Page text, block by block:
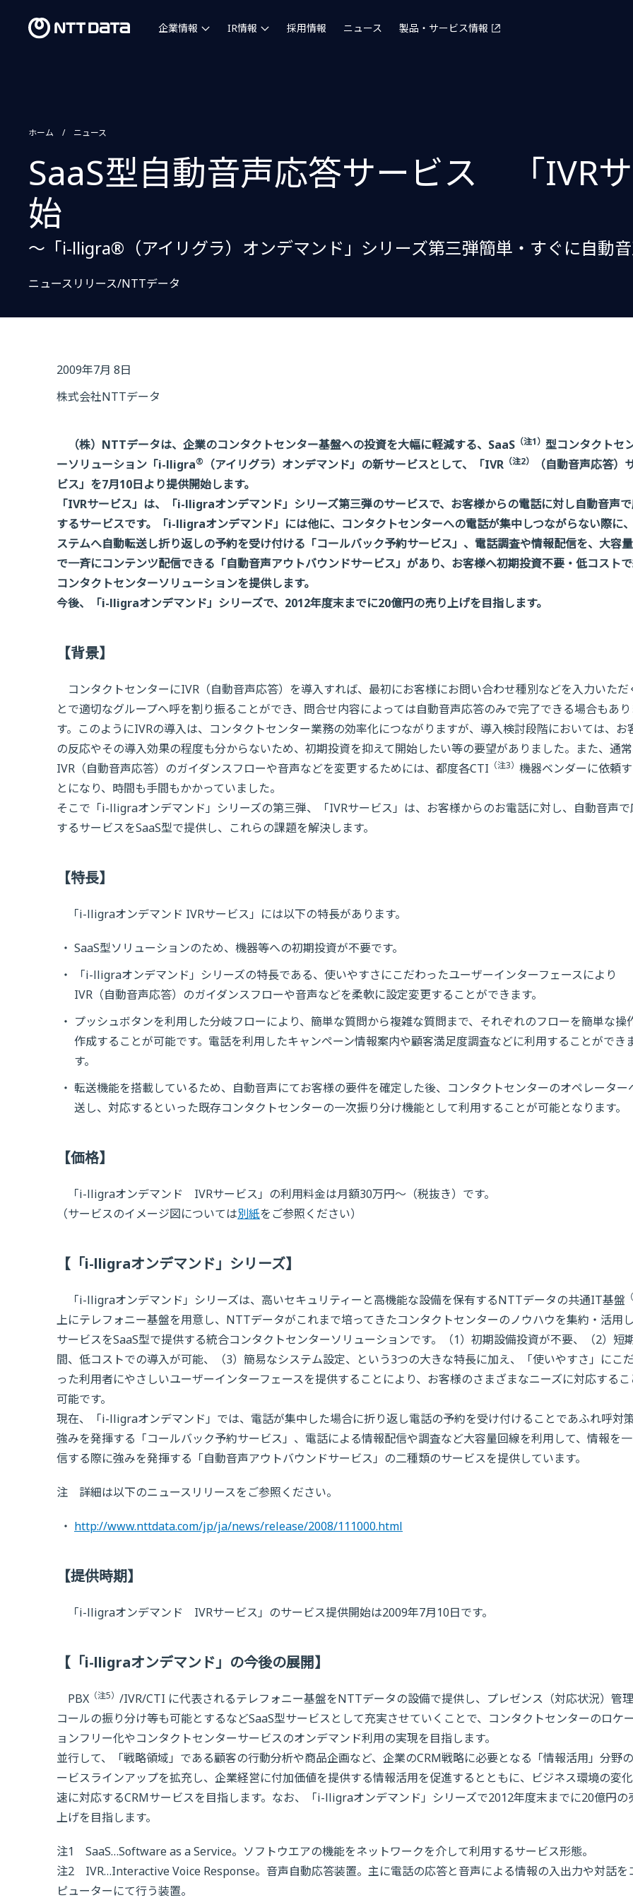
企業情報 IR情報 採用情報 ニュース 製品・サービス情報
ホーム ニュース
SaaS型自動音声応答サービス 「IVR
始
〜「i-lligra®（アイリグラ）オンデマンド」シリーズ第三弾簡単・すぐに自動
ニュースリリース/NTTデータ
2009年7月 8日
株式会社NTTデータ
（株）NTTデータは、企業のコンタクトセンター基盤への投資を大幅に軽減する、SaaS （注1） 型コンタクトセ
ーソリューション「i-lligra® （アイリグラ）オンデマンド」の新サービスとして、「IVR （注2）
（自動音声応答）
ビス」を7月10日より提供開始します。
「IVRサービス」は、「i-lligraオンデマンド」シリーズ第三弾のサービスで、お客様からの電話に対し自動音声
するサービスです。「i-lligraオンデマンド」には他に、コンタクトセンターへの電話が集中しつながらない際に
ステムへ自動転送し折り返しの予約を受け付ける「コールバック予約サービス」、電話調査や情報配信を、大容
で一斉にコンテンツ配信できる「自動音声アウトバウンドサービス」があり、お客様へ初期投資不要・低コスト
コンタクトセンターソリューションを提供します。
今後、「i-lligraオンデマンド」シリーズで、2012年度末までに20億円の売り上げを目指します。
【背景】
コンタクトセンターにIVR（自動音声応答）を導入すれば、最初にお客様にお問い合わせ種別などを入力いただ
とで適切なグループへ呼を割り振ることができ、問合せ内容によっては自動音声応答のみで完了できる場合もあり
す。このようにIVRの導入は、コンタクトセンター業務の効率化につながりますが、導入検討段階においては、お
の反応やその導入効果の程度も分からないため、初期投資を抑えて開始したい等の要望がありました。また、通常
IVR（自動音声応答）のガイダンスフローや音声などを変更するためには、都度各CTI （注3） 機器ベンダーに依頼
とになり、時間も手間もかかっていました。
そこで「i-lligraオンデマンド」シリーズの第三弾、「IVRサービス」は、お客様からのお電話に対し、自動音声
するサービスをSaaS型で提供し、これらの課題を解決します。
【特長】
「i-lligraオンデマンド IVRサービス」には以下の特長があります。
SaaS型ソリューションのため、機器等への初期投資が不要です。
「i-lligraオンデマンド」シリーズの特長である、使いやすさにこだわったユーザーインターフェースにより
IVR（自動音声応答）のガイダンスフローや音声などを柔軟に設定変更することができます。
プッシュボタンを利用した分岐フローにより、簡単な質問から複雑な質問まで、それぞれのフローを簡単な操
作成することが可能です。電話を利用したキャンペーン情報案内や顧客満足度調査などに利用することができ
す。
転送機能を搭載しているため、自動音声にてお客様の要件を確定した後、コンタクトセンターのオペレーター
送し、対応するといった既存コンタクトセンターの一次振り分け機能として利用することが可能となります。
【価格】
「i-lligraオンデマンド IVRサービス」の利用料金は月額30万円〜（税抜き）です。
（サービスのイメージ図については別紙をご参照ください）
【「i-lligraオンデマンド」シリーズ】
「i-lligraオンデマンド」シリーズは、高いセキュリティーと高機能な設備を保有するNTTデータの共通IT基盤
上にテレフォニー基盤を用意し、NTTデータがこれまで培ってきたコンタクトセンターのノウハウを集約・活用
サービスをSaaS型で提供する統合コンタクトセンターソリューションです。（1）初期設備投資が不要、（2）短
間、低コストでの導入が可能、（3）簡易なシステム設定、という3つの大きな特長に加え、「使いやすさ」にこ
った利用者にやさしいユーザーインターフェースを提供することにより、お客様のさまざまなニーズに対応するこ
可能です。
現在、「i-lligraオンデマンド」では、電話が集中した場合に折り返し電話の予約を受け付けることであふれ呼対
強みを発揮する「コールバック予約サービス」、電話による情報配信や調査など大容量回線を利用して、情報を
信する際に強みを発揮する「自動音声アウトバウンドサービス」の二種類のサービスを提供しています。
注 詳細は以下のニュースリリースをご参照ください。
http://www.nttdata.com/jp/ja/news/release/2008/111000.html
【提供時期】
「i-lligraオンデマンド IVRサービス」のサービス提供開始は2009年7月10日です。
【「i-lligraオンデマンド」の今後の展開】
PBX （注5） /IVR/CTI に代表されるテレフォニー基盤をNTTデータの設備で提供し、プレゼンス（対応状況）管
コールの振り分け等も可能とするなどSaaS型サービスとして充実させていくことで、コンタクトセンターのロケ
ョンフリー化やコンタクトセンターサービスのオンデマンド利用の実現を目指します。
並行して、「戦略領域」である顧客の行動分析や商品企画など、企業のCRM戦略に必要となる「情報活用」分野
ービスラインアップを拡充し、企業経営に付加価値を提供する情報活用を促進するとともに、ビジネス環境の変
速に対応するCRMサービスを目指します。なお、「i-lligraオンデマンド」シリーズで2012年度末までに20億円の
上げを目指します。
注1 SaaS…Software as a Service。ソフトウエアの機能をネットワークを介して利用するサービス形態。
注2 IVR…Interactive Voice Response。音声自動応答装置。主に電話の応答と音声による情報の入出力や対話を
ピューターにて行う装置。